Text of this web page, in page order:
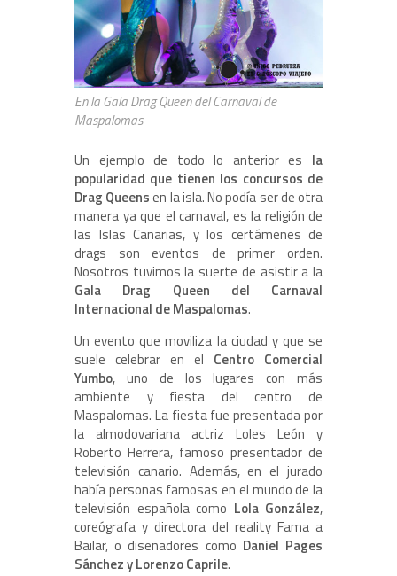
En la Gala Drag Queen del Carnaval de
Maspalomas
Un ejemplo de todo lo anterior es la
popularidad que tienen los concursos de
Drag Queensen la isla. No podía ser de otra
manera ya que el carnaval, es la religión de
las Islas Canarias, y los certámenes de
drags son eventos de primer orden.
Nosotros tuvimos la suerte de asistir a la
Gala Drag Queen del Carnaval
Internacional de Maspalomas.
Un evento que moviliza la ciudad y que se
suele celebrar en el Centro Comercial
Yumbo, uno de los lugares con más
ambiente y fiesta del centro de
Maspalomas. La fiesta fue presentada por
la almodovariana actriz Loles León y
Roberto Herrera, famoso presentador de
televisión canario. Además, en el jurado
había personas famosas en el mundo de la
televisión española como Lola González,
coreógrafa y directora del reality Fama a
Bailar, o diseñadores como Daniel Pages
Sánchez y Lorenzo Caprile.